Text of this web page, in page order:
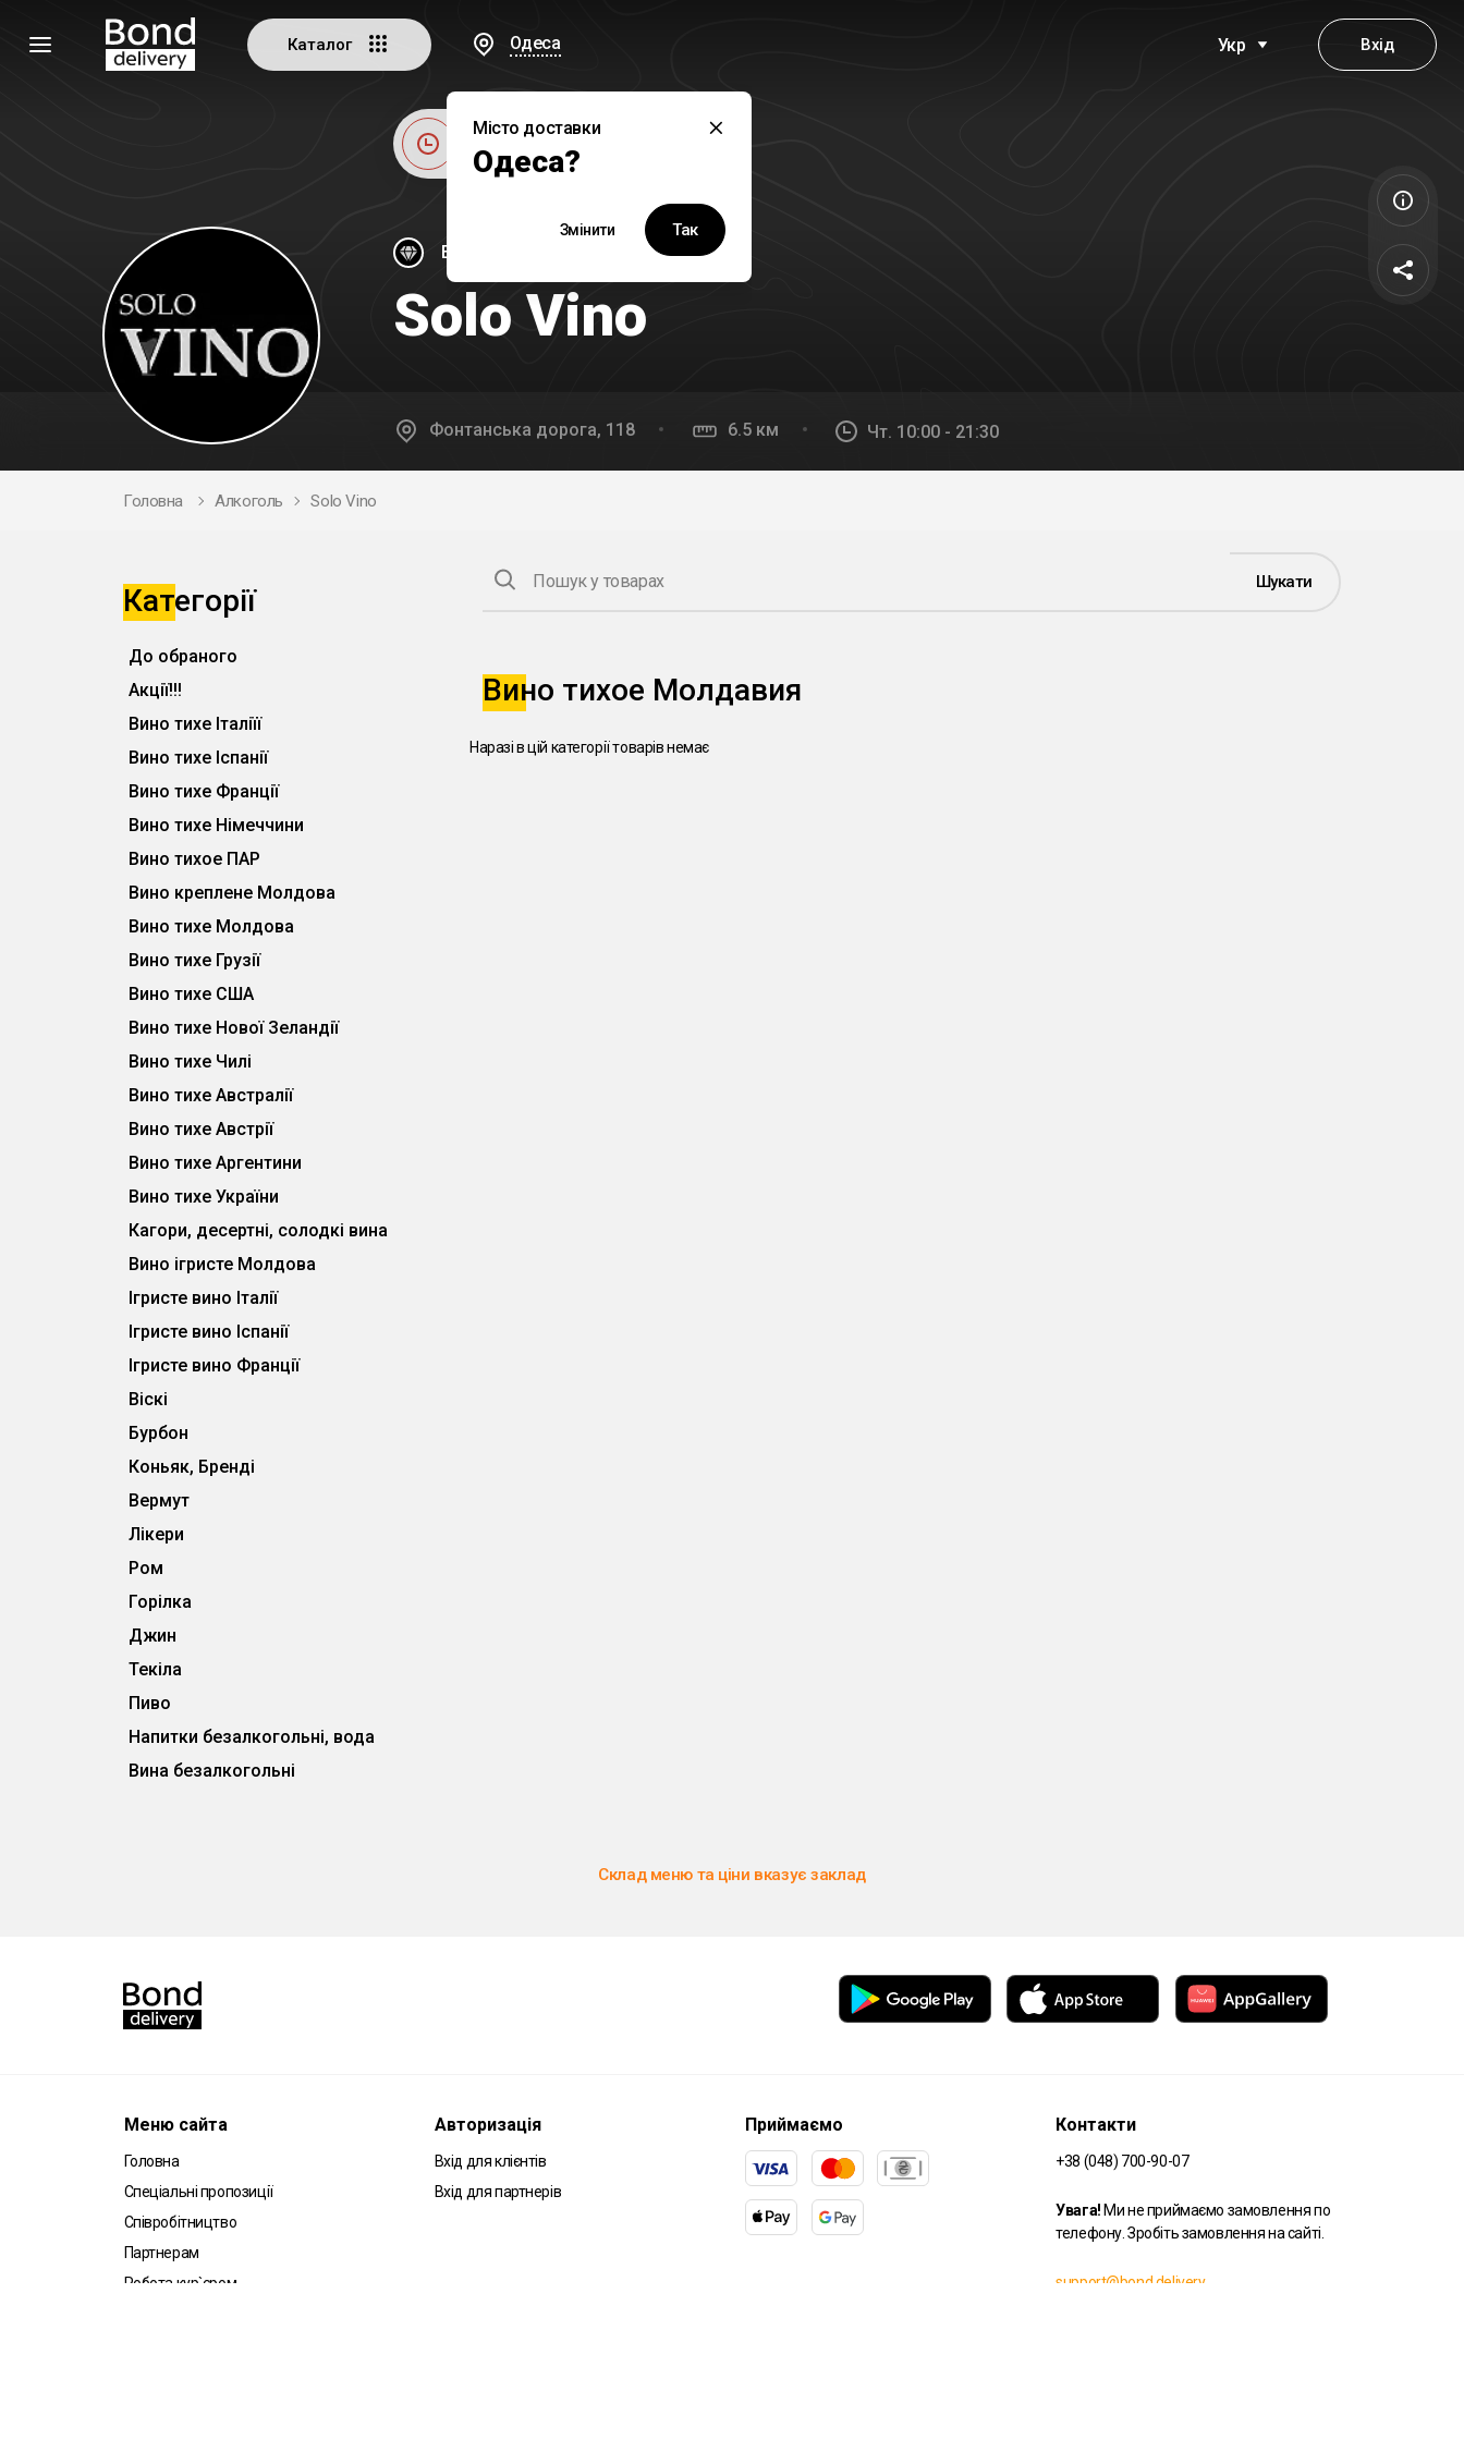
Каталог Одеса
Місто доставки
Одеса?
Змінити Так
Укр Вхід
Відкриється о 10:00
Ексклюзивно у Bond Delivery
Solo Vino
Фонтанська дорога, 118 6.5 км Чт. 10:00 - 21:30
Головна Алкоголь Solo Vino
Категорії
До обраного
Акції!!!
Вино тихе Італіїї
Вино тихе Іспанії
Вино тихе Франції
Вино тихе Німеччини
Вино тихое ПАР
Вино креплене Молдова
Вино тихе Молдова
Вино тихе Грузії
Вино тихе США
Вино тихе Нової Зеландії
Вино тихе Чилі
Вино тихе Австралії
Вино тихе Австрії
Вино тихе Аргентини
Вино тихе України
Кагори, десертні, солодкі вина
Вино ігристе Молдова
Ігристе вино Італії
Ігристе вино Іспанії
Ігристе вино Франції
Віскі
Бурбон
Коньяк, Бренді
Вермут
Лікери
Ром
Горілка
Джин
Текіла
Пиво
Напитки безалкогольні, вода
Вина безалкогольні
Пошук у товарах Шукати
Вино тихое Молдавия
Наразі в цій категорії товарів немає
Склад меню та ціни вказує заклад
Меню сайта
Головна
Спеціальні пропозиції
Співробітництво
Партнерам
Робота кур`єром
Авторизація
Вхід для клієнтів
Вхід для партнерів
Приймаємо Контакти
+38 (048) 700-90-07
Увага! Ми не приймаємо замовлення по
телефону. Зробіть замовлення на сайті.
support@bond.delivery